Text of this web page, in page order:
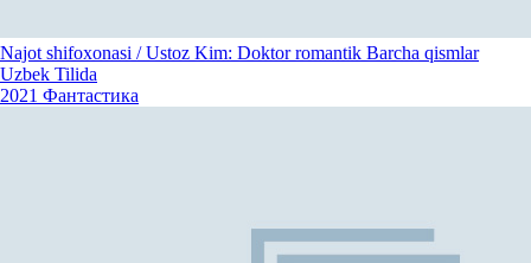
Najot shifoxonasi / Ustoz Kim: Doktor romantik Barcha qismlar
Uzbek Tilida
2021 Фантастика